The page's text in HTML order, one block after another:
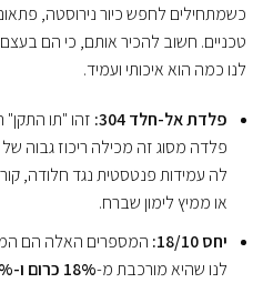
כשמתחילים לחפש כיור נירוסטה,
טכניים. חשוב להכיר אותם, כי הם
לנו כמה הוא איכותי ועמיד.
פלדת אל-חלד 304:
זהו "תו
פלדה מסוג זה מכילה ריכוז גבוה של
לה עמידות פנטסטית נגד חלודה,
או ממיץ לימון שברח.
יחס 18/10:
המספרים האלה הם
לנו שהיא מורכבת מ-18% כרום ו-10% ניקל